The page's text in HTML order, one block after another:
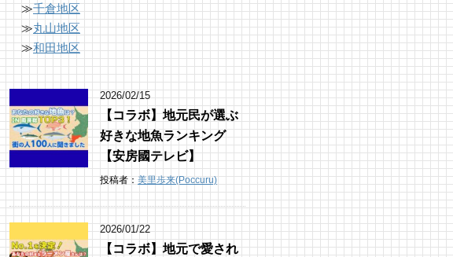
≫千倉地区
≫丸山地区
≫和田地区
2026/02/15
【コラボ】地元民が選ぶ
好きな地魚ランキング
【安房國テレビ】
投稿者：美里歩来(Poccuru)
2026/01/22
【コラボ】地元で愛され